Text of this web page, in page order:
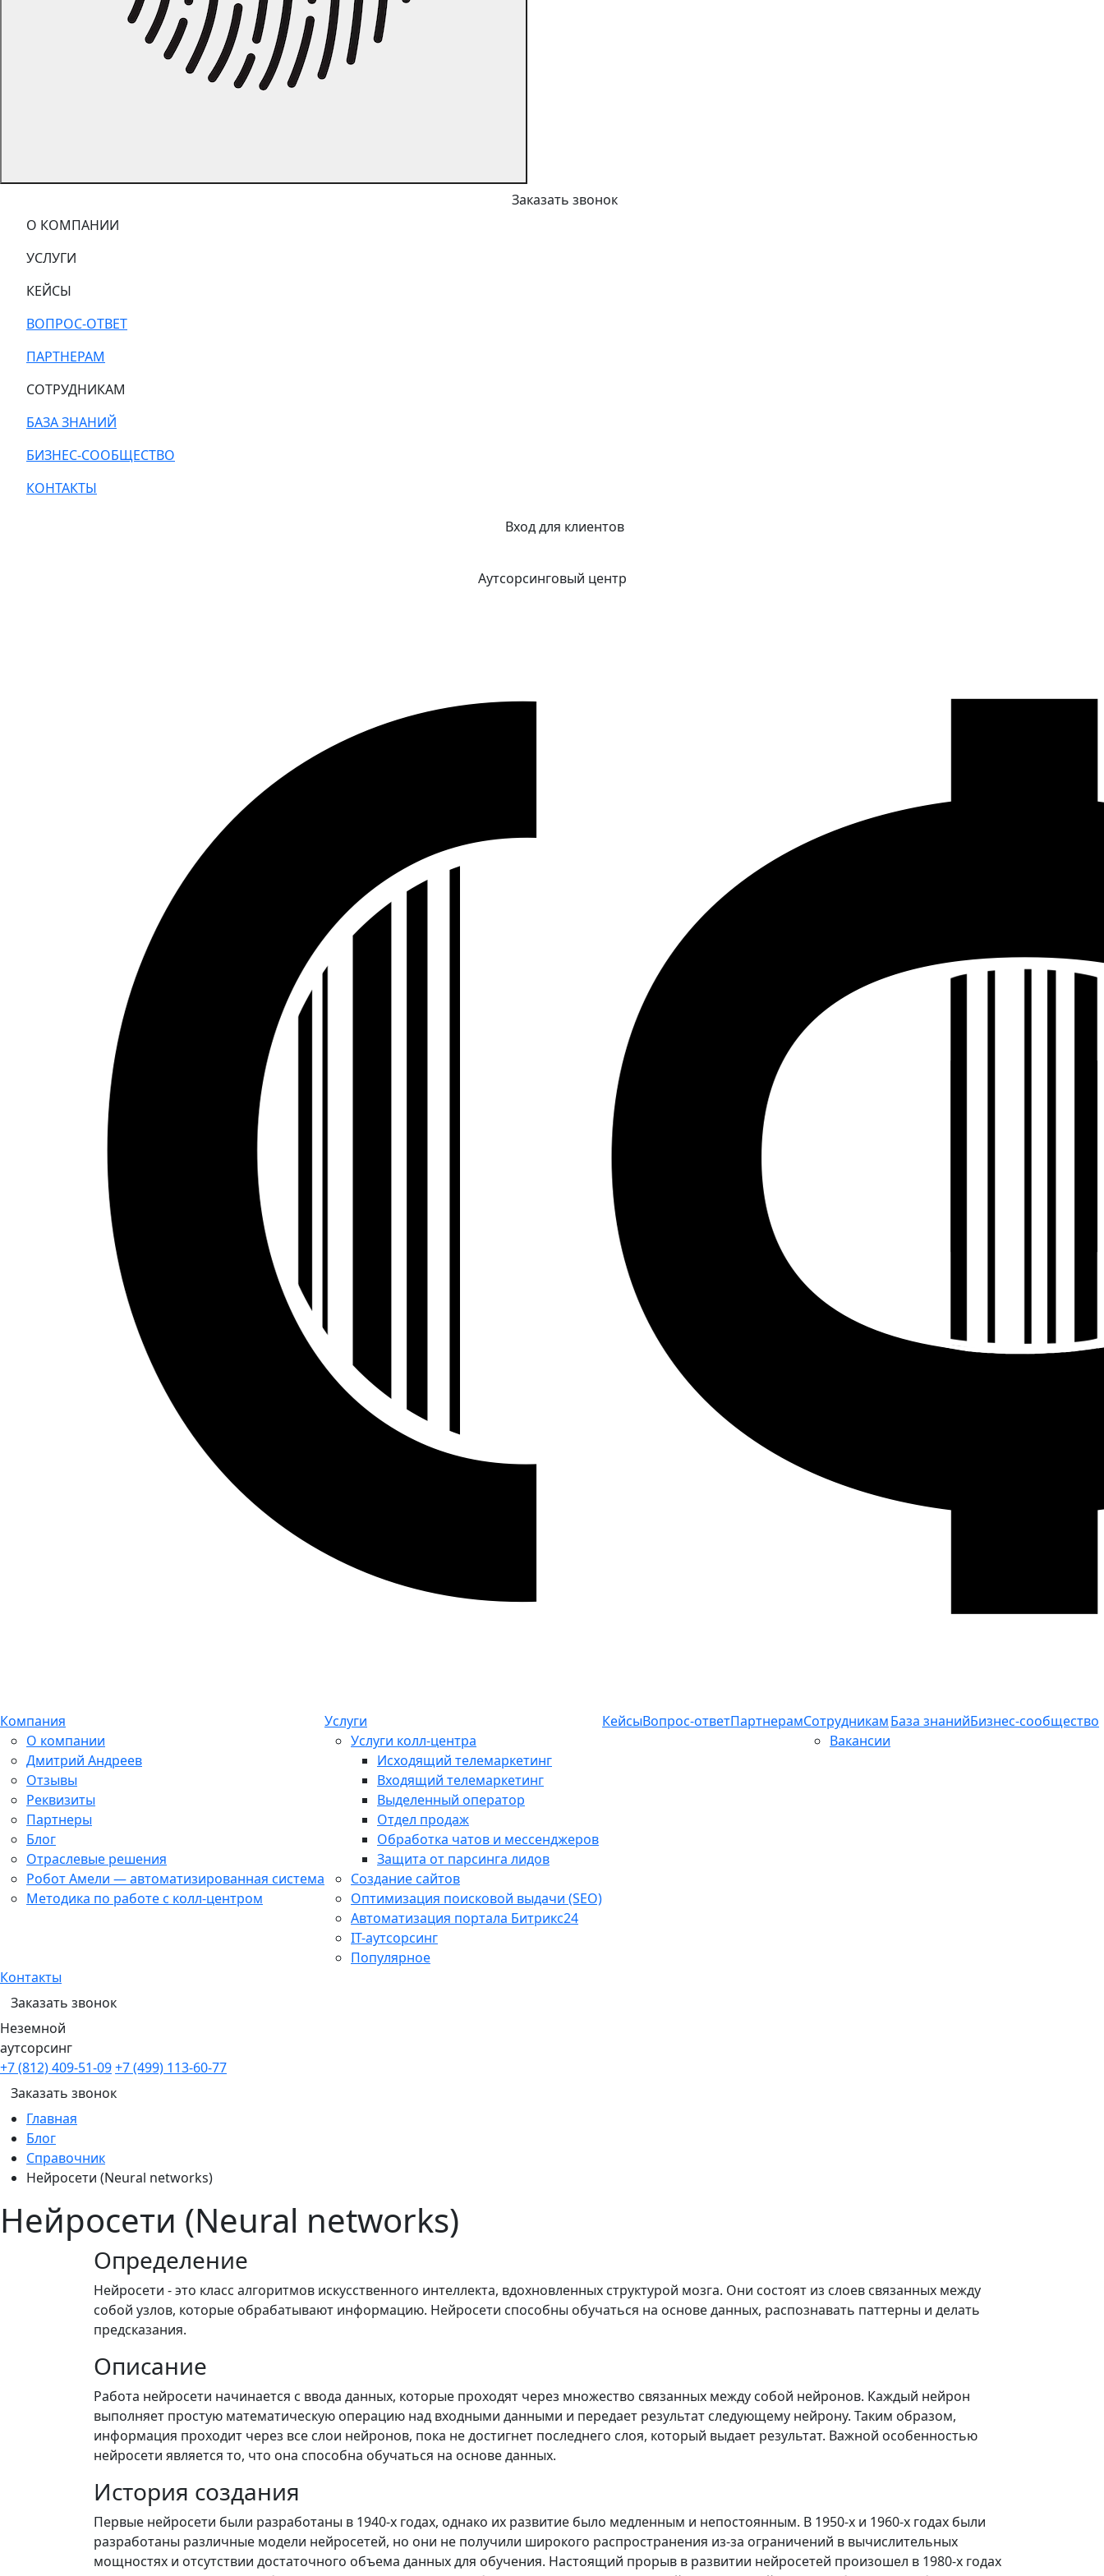
Заказать звонок
О КОМПАНИИ
УСЛУГИ
КЕЙСЫ
ВОПРОС-ОТВЕТ
ПАРТНЕРАМ
СОТРУДНИКАМ
БАЗА ЗНАНИЙ
БИЗНЕС-СООБЩЕСТВО
КОНТАКТЫ
Вход для клиентов
Аутсорсинговый центр
Компания
О компании
Дмитрий Андреев
Отзывы
Реквизиты
Партнеры
Блог
Отраслевые решения
Робот Амели — автоматизированная система
Методика по работе с колл-центром
Услуги
Услуги колл-центра
Исходящий телемаркетинг
Входящий телемаркетинг
Выделенный оператор
Отдел продаж
Обработка чатов и мессенджеров
Защита от парсинга лидов
Создание сайтов
Оптимизация поисковой выдачи (SEO)
Автоматизация портала Битрикс24
IT-аутсорсинг
Популярное
КейсыВопрос-ответПартнерамСотрудникам
Вакансии
База знанийБизнес-сообщество
Контакты
Заказать звонок
Неземной
аутсорсинг
+7 (812) 409-51-09+7 (499) 113-60-77
Заказать звонок
Главная
Блог
Справочник
Нейросети (Neural networks)
Нейросети (Neural networks)
Определение
Нейросети - это класс алгоритмов искусственного интеллекта, вдохновленных структурой мозга. Они состоят из слоев связанных между
собой узлов, которые обрабатывают информацию. Нейросети способны обучаться на основе данных, распознавать паттерны и делать
предсказания.
Описание
Работа нейросети начинается с ввода данных, которые проходят через множество связанных между собой нейронов. Каждый нейрон
выполняет простую математическую операцию над входными данными и передает результат следующему нейрону. Таким образом,
информация проходит через все слои нейронов, пока не достигнет последнего слоя, который выдает результат. Важной особенностью
нейросети является то, что она способна обучаться на основе данных.
История создания
Первые нейросети были разработаны в 1940-х годах, однако их развитие было медленным и непостоянным. В 1950-х и 1960-х годах были
разработаны различные модели нейросетей, но они не получили широкого распространения из-за ограничений в вычислительных
мощностях и отсутствии достаточного объема данных для обучения. Настоящий прорыв в развитии нейросетей произошел в 1980-х годах